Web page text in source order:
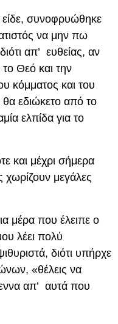
συνοφρυώθηκε
να μην πω
απ’ ευθείας, αν
Θεό και την
κόμματος και του
εδιώκετο από το
ελπίδα για το
και μέχρι σήμερα
χωρίζουν μεγάλες
μέρα που έλειπε ο
λέει πολύ
διότι υπήρχε
«θέλεις να
απ’ αυτά που